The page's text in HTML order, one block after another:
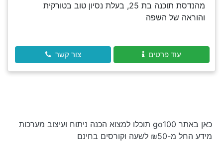
מהנדסת תוכנה בת 25, בעלת נסיון טוב בטורקית
והוראה של השפה
עוד פרטים צור קשר
כאן באתר go100 תוכלו למצוא הכנה ניתוח ועיצוב מערכות
מידע החל מ-₪50 לשעה וקורסים בחינם